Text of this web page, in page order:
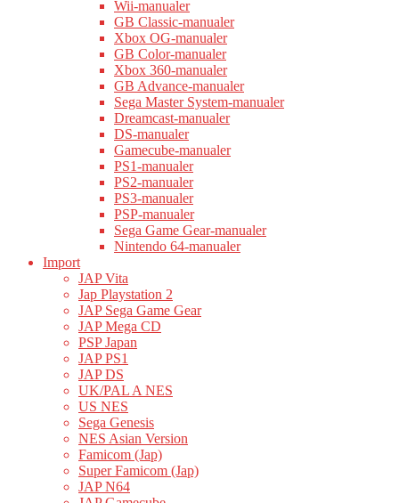
Wii-manualer
GB Classic-manualer
Xbox OG-manualer
GB Color-manualer
Xbox 360-manualer
GB Advance-manualer
Sega Master System-manualer
Dreamcast-manualer
DS-manualer
Gamecube-manualer
PS1-manualer
PS2-manualer
PS3-manualer
PSP-manualer
Sega Game Gear-manualer
Nintendo 64-manualer
Import
JAP Vita
Jap Playstation 2
JAP Sega Game Gear
JAP Mega CD
PSP Japan
JAP PS1
JAP DS
UK/PAL A NES
US NES
Sega Genesis
NES Asian Version
Famicom (Jap)
Super Famicom (Jap)
JAP N64